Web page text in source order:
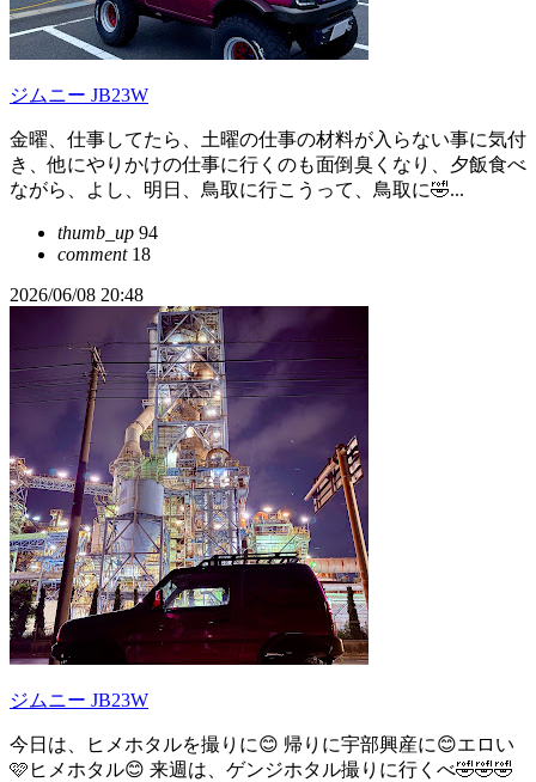
ジムニー JB23W
金曜、仕事してたら、土曜の仕事の材料が入らない事に気付
き、他にやりかけの仕事に行くのも面倒臭くなり、夕飯食べ
ながら、よし、明日、鳥取に行こうって、鳥取に🤣...
thumb_up 94
comment18
2026/06/08 20:48
ジムニー JB23W
今日は、ヒメホタルを撮りに😊 帰りに宇部興産に😊エロい
🩷ヒメホタル😊 来週は、ゲンジホタル撮りに行くべ🤣🤣🤣